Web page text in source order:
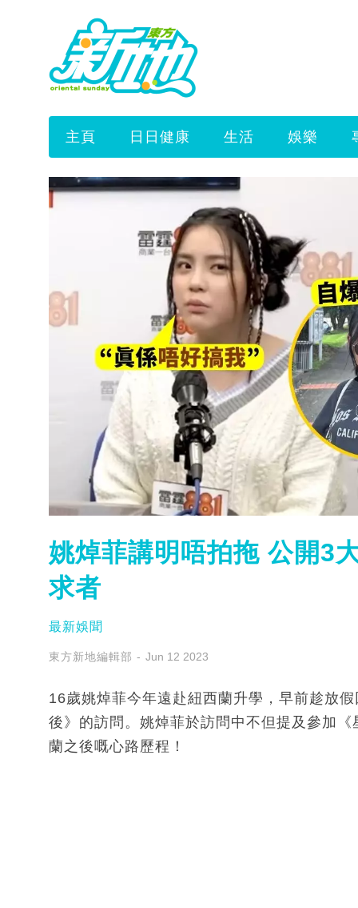
主頁 日日健康 生活 娛樂
姚焯菲講明唔拍拖 公開3
求者
最新娛聞
東方新地編輯部 Jun 12 2023
16歲姚焯菲今年遠赴紐西蘭升學，早前趁放
後》的訪問。姚焯菲於訪問中不但提及參加
蘭之後嘅心路歷程！